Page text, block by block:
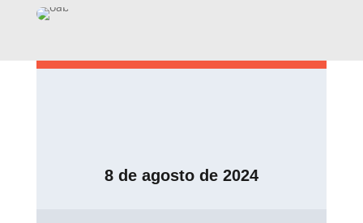
8 de agosto de 2024